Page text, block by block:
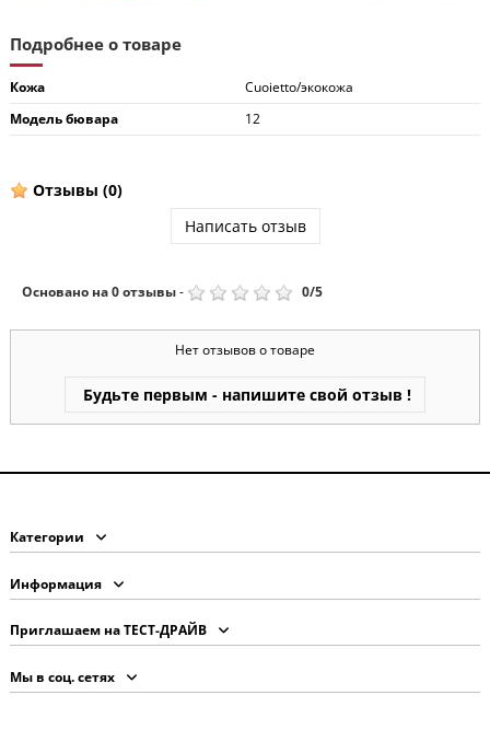
Подробнее о товаре
Кожа
Cuoietto/экокожа
Модель бювара
12
Отзывы (0)
Написать отзыв
Основано на0отзывы- 0/5
Нет отзывов о товаре
Будьте первым - напишите свой отзыв !
Категории
Информация
Приглашаем на ТЕСТ-ДРАЙВ
Мы в соц. сетях